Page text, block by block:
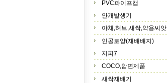
PVC파이프캡
안개발생기
야채,허브,새싹,약용씨앗
인공토양(재배배지)
지피7
COCO,암면제품
새싹재배기